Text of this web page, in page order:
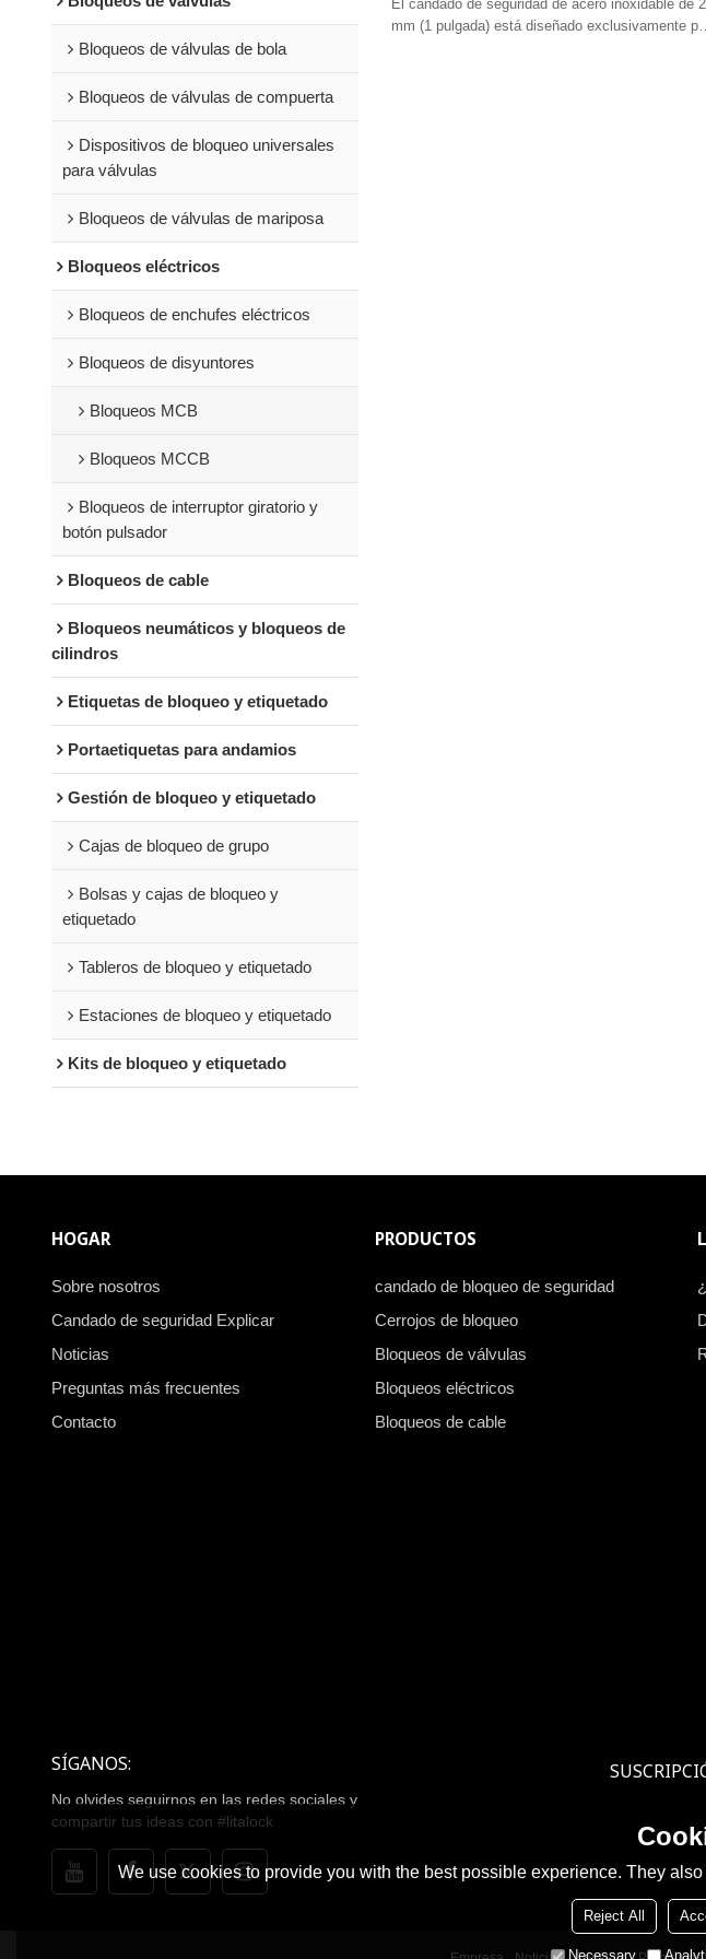
Bloqueos de válvulas de bola
Bloqueos de válvulas de compuerta
Dispositivos de bloqueo universales
para válvulas
Bloqueos de válvulas de mariposa
Bloqueos eléctricos
Bloqueos de enchufes eléctricos
Bloqueos de disyuntores
Bloqueos MCB
Bloqueos MCCB
Bloqueos de interruptor giratorio y
botón pulsador
Bloqueos de cable
Bloqueos neumáticos y bloqueos de
cilindros
Etiquetas de bloqueo y etiquetado
Portaetiquetas para andamios
Gestión de bloqueo y etiquetado
Cajas de bloqueo de grupo
Bolsas y cajas de bloqueo y
etiquetado
Tableros de bloqueo y etiquetado
Estaciones de bloqueo y etiquetado
Kits de bloqueo y etiquetado
cerraduras Lita
El candado de seguridad de acero inoxidable de
mm (1 pulgada) está diseñado exclusivamente
HOGAR
Sobre nosotros
Candado de seguridad Explicar
Noticias
Preguntas más frecuentes
Contacto
PRODUCTOS
candado de bloqueo de seguridad
Cerrojos de bloqueo
Bloqueos de válvulas
Bloqueos eléctricos
Bloqueos de cable
SÍGANOS:
No olvides seguirnos en las redes sociales y
compartir tus ideas con #litalock
We use cookies to provide you with the best possible experience. They
Reject All
Necessary